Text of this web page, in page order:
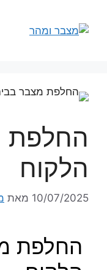
החלפת
הלקוח
10/07/2025 מאת
החלפת